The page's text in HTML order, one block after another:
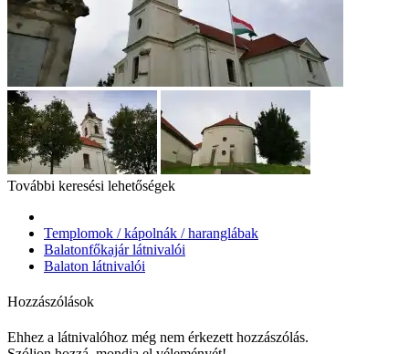
További keresési lehetőségek
Templomok / kápolnák / haranglábak
Balatonfőkajár látnivalói
Balaton látnivalói
Hozzászólások
Ehhez a látnivalóhoz még nem érkezett hozzászólás.